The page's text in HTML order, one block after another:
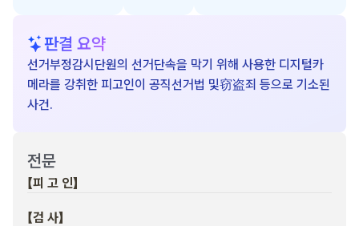
판결 요약
선거부정감시단원의 선거단속을 막기 위해 사용한 디지털카
메라를 강취한 피고인이 공직선거법 및窃盗죄 등으로 기소된
사건.
전문
【피 고 인】
【검 사】